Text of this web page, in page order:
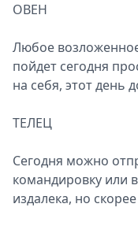
ОВЕН
Любое
пойдет сегодня
на себя, этот день
ТЕЛЕЦ
Сегодня можно
командировку или
издалека, но